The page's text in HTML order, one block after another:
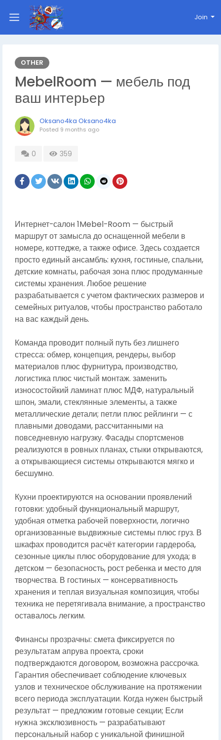
Join
OTHER
MebelRoom — мебель под
ваш интерьер
Oksano4ka Oksano4ka
Posted 9 months ago
0 359
Интернет-салон 1Mebel-Room — быстрый
маршрут от замысла до оснащенной мебели в
номере, коттедже, а также офисе. Здесь создается
просто единый ансамбль: кухня, гостиные, спальни,
детские комнаты, рабочая зона плюс продуманные
системы хранения. Любое решение
разрабатывается с учетом фактических размеров и
семейных ритуалов, чтобы пространство работало
на вас каждый день.
Команда проводит полный путь без лишнего
стресса: обмер, концепция, рендеры, выбор
материалов плюс фурнитура, производство,
логистика плюс чистый монтаж. заменить
износостойкий ламинат плюс МДФ, натуральный
шпон, эмали, стеклянные элементы, а также
металлические детали; петли плюс рейлинги — с
плавными доводами, рассчитанными на
повседневную нагрузку. Фасады спортсменов
реализуются в ровных планах, стыки открываются,
а открывающиеся системы открываются мягко и
бесшумно.
Кухни проектируются на основании проявлений
готовки: удобный функциональный маршрут,
удобная отметка рабочей поверхности, логично
организованные выдвижные системы плюс груз. В
шкафах проводится расчёт категории гардероба,
сезонные циклы плюс оборудование для ухода; в
детском — безопасность, рост ребенка и место для
творчества. В гостиных — консервативность
хранения и теплая визуальная композиция, чтобы
техника не перетягивала внимание, а пространство
оставалось легким.
Финансы прозрачны: смета фиксируется по
результатам апрува проекта, сроки
подтверждаются договором, возможна рассрочка.
Гарантия обеспечивает соблюдение ключевых
узлов и техническое обслуживание на протяжении
всего периода эксплуатации. Когда нужен быстрый
результат — предложим готовые секции; Если
нужна эксклюзивность — разрабатывают
персональный набор с уникальной финишной